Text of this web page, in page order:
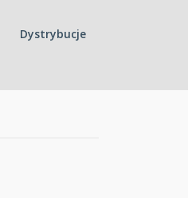
Dystrybucje